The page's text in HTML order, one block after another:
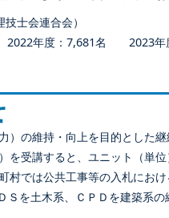
士会連合会）
年度：7,681名 2023年
）の維持・向上を目的とした
受講すると、ユニット（単
では公共工事等の入札にお
を土木系、ＣＰＤを建築系